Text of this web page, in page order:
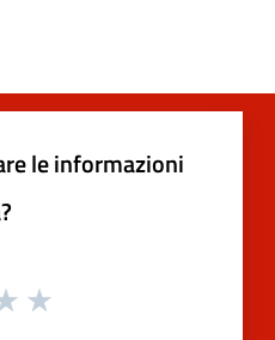
le informazioni